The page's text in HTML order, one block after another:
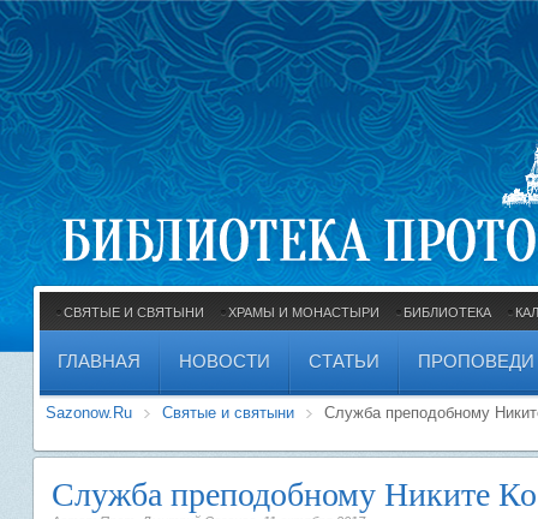
СВЯТЫЕ И СВЯТЫНИ ХРАМЫ И МОНАСТЫРИ БИБЛИОТЕКА
ГЛАВНАЯ НОВОСТИ СТАТЬИ ПРОПОВЕДИ
Sazonow.Ru Святые и святыни Служба преподобному
Служба преподобному Никите